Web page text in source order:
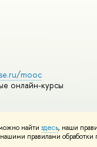
найти здесь, наши
правилами обработки
mooc
онлайн-курсы